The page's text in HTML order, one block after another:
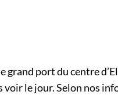
grand port du centre
voir le jour. Selon nos